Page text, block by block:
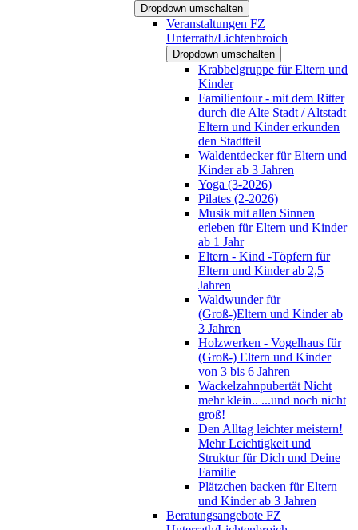
Dropdown umschalten
Veranstaltungen FZ
Unterrath/Lichtenbroich
Dropdown umschalten
Krabbelgruppe für Eltern und
Kinder
Familientour - mit dem Ritter
durch die Alte Stadt / Altstadt
Eltern und Kinder erkunden
den Stadtteil
Waldentdecker für Eltern und
Kinder ab 3 Jahren
Yoga (3-2026)
Pilates (2-2026)
Musik mit allen Sinnen
erleben für Eltern und Kinder
ab 1 Jahr
Eltern - Kind -Töpfern für
Eltern und Kinder ab 2,5
Jahren
Waldwunder für
(Groß-)Eltern und Kinder ab
3 Jahren
Holzwerken - Vogelhaus für
(Groß-) Eltern und Kinder
von 3 bis 6 Jahren
Wackelzahnpubertät Nicht
mehr klein.. ...und noch nicht
groß!
Den Alltag leichter meistern!
Mehr Leichtigkeit und
Struktur für Dich und Deine
Familie
Plätzchen backen für Eltern
und Kinder ab 3 Jahren
Beratungsangebote FZ